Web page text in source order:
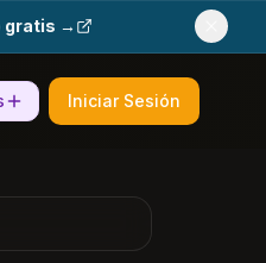
gratis →
Iniciar Sesión